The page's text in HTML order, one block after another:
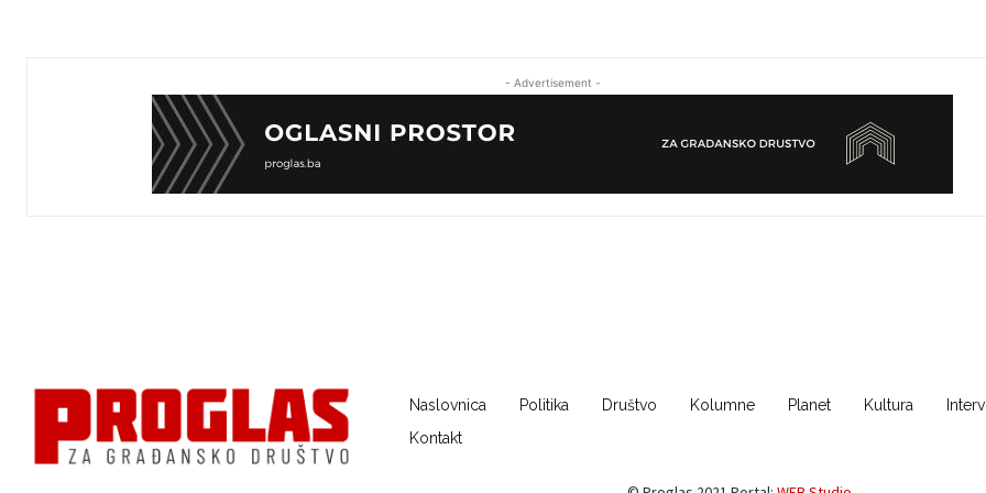
- Advertisement -
Naslovnica Politika Društvo Kolumne Planet Kultura
Kontakt